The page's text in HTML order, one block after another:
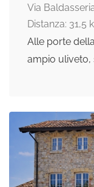
Via
Distanza: 31,5
Alle porte
ampio uliveto,